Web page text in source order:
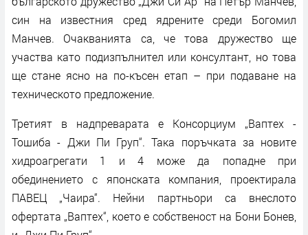
син на известния сред ядрените среди Богомил
Манчев. Очакванията са, че това дружество ще
участва като подизпълнител или консултант, но това
ще стане ясно на по-късен етап – при подаване на
техническото предложение.
Третият в надпреварата е Консорциум „Ваптех -
Тошиба - Джи Пи Груп“. Така поръчката за новите
хидроагрегати 1 и 4 може да попадне при
обединението с японската компания, проектирала
ПАВЕЦ „Чаира“. Нейни партньори са внеслото
офертата „Ваптех“, което е собственост на Бони Бонев,